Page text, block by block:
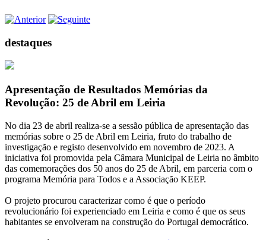
destaques
Apresentação de Resultados Memórias da
Revolução: 25 de Abril em Leiria
No dia 23 de abril realiza-se a sessão pública de apresentação das
memórias sobre o 25 de Abril em Leiria, fruto do trabalho de
investigação e registo desenvolvido em novembro de 2023. A
iniciativa foi promovida pela Câmara Municipal de Leiria no âmbito
das comemorações dos 50 anos do 25 de Abril, em parceria com o
programa Memória para Todos e a Associação KEEP.
O projeto procurou caracterizar como é que o período
revolucionário foi experienciado em Leiria e como é que os seus
habitantes se envolveram na construção do Portugal democrático.